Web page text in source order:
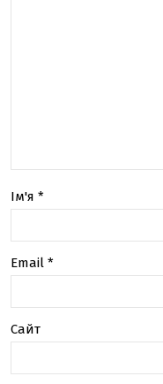
Ім'я *
Email *
Сайт